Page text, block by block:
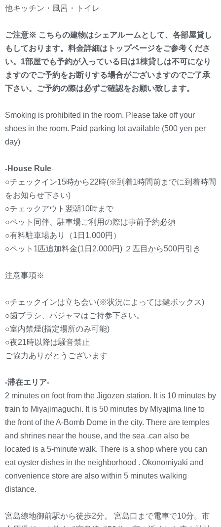
他キッチン・風呂・トイレ
ご注意※ こちらの建物はシェアルームとして、各部屋貸し
もしております。料金詳細はトップページをご参考くださ
い。1部屋でも予約が入っている日は1棟貸しは不可になり
ますのでご予約をお断りする場合がございますのでご了承
下さい。ご予約の際は必ずご確認をお願い致します。
Smoking is prohibited in the room. Please take off your
shoes in the room. Paid parking lot available (500 yen per
day)
-House Rule-
○チェックイン15時から22時(※到着1時間前までに到着時間
をお知らせ下さい)
○チェックアウト翌朝10時まで
○ペット同伴、駐車場ご利用の際は事前予約必須
○有料駐車場あり（1日1,000円）
○ペット1匹追加料金(1日2,000円) ２匹目から500円引き
注意事項※
○チェックインは立ち会い(※状況によっては鍵ボックス)
○歯ブラシ、パジャマはご持参下さい。
○室内禁煙(指定場所のみ可能)
○夜21時以降は騒音禁止
ご協力ありがとうございます
-滞在エリア-
2 minutes on foot from the Jigozen station. It is 10 minutes by
train to Miyajimaguchi. It is 50 minutes by Miyajima line to
the front of the A-Bomb Dome in the city. There are temples
and shrines near the house, and the sea .can also be
located is a 5-minute walk. There is a shop where you can
eat oyster dishes in the neighborhood . Okonomiyaki and
convenience store are also within 5 minutes walking
distance.
宮島線地御前駅から徒歩2分。 宮島口まで電車で10分。市